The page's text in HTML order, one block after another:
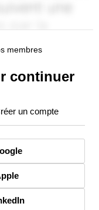
membres
continuer
un compte